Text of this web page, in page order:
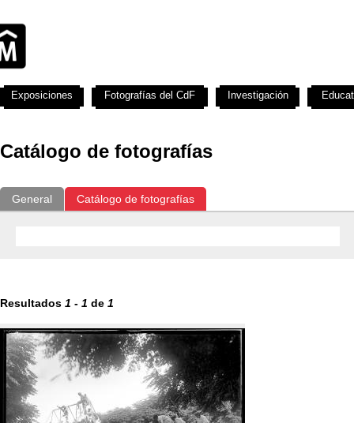
Catálogo de fotografías
General Catálogo de fotografías
Resultados 1 - 1 de 1
Exposiciones Fotografías del CdF Investigación